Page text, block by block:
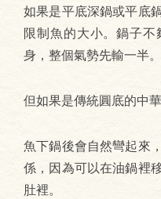
如果是平底深鍋或平底
限制魚的大小。鍋子
身，整個氣勢先輸一半。
但如果是傳統圓底的中
魚下鍋後會自然彎起來
係，因為可以在油鍋裡
肚裡。